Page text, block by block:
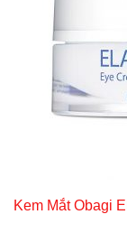
Kem Mắt Obagi